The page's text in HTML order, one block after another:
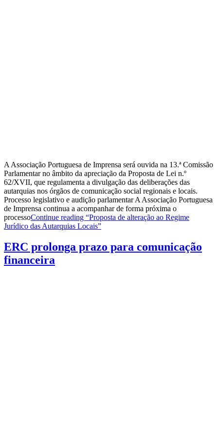
A Associação Portuguesa de Imprensa será ouvida na 13.ª Comissão
Parlamentar no âmbito da apreciação da Proposta de Lei n.º
62/XVII, que regulamenta a divulgação das deliberações das
autarquias nos órgãos de comunicação social regionais e locais.
Processo legislativo e audição parlamentar A Associação Portuguesa
de Imprensa continua a acompanhar de forma próxima o
processoContinue reading “Proposta de alteração ao Regime
Jurídico das Autarquias Locais”
ERC prolonga prazo para comunicação
financeira